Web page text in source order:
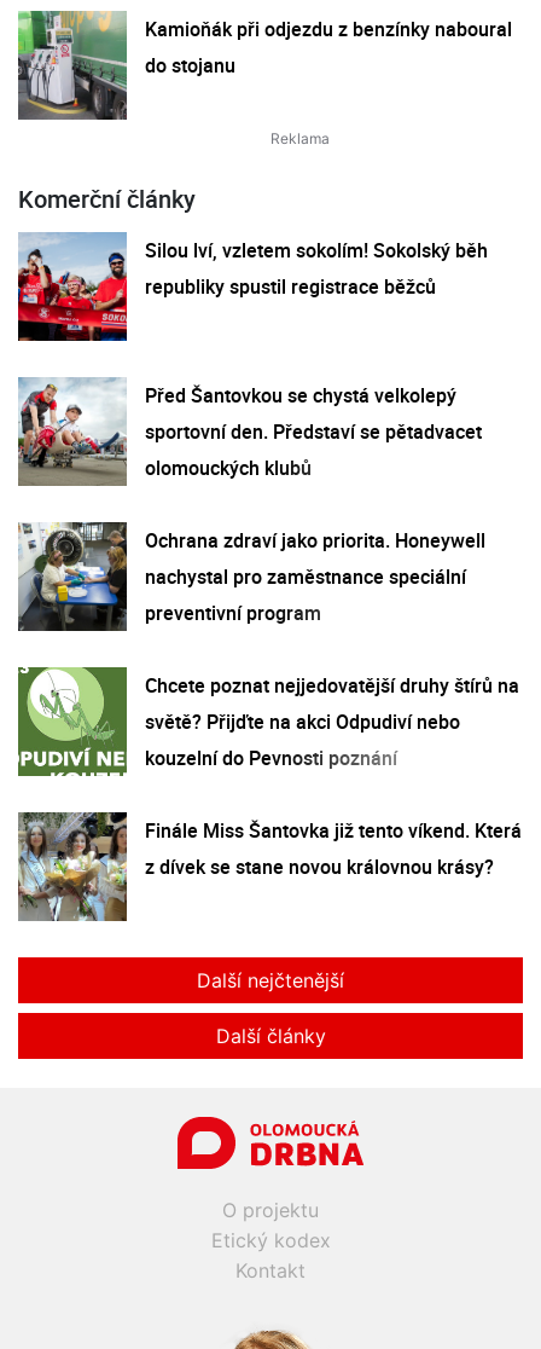
Kamioňák při odjezdu z benzínky naboural
do stojanu
Komerční články
Silou lví, vzletem sokolím! Sokolský běh
republiky spustil registrace běžců
Před Šantovkou se chystá velkolepý
sportovní den. Představí se pětadvacet
olomouckých klubů
Ochrana zdraví jako priorita. Honeywell
nachystal pro zaměstnance speciální
preventivní program
Chcete poznat nejjedovatější druhy štírů na
světě? Přijďte na akci Odpudiví nebo
kouzelní do Pevnosti poznání
Finále Miss Šantovka již tento víkend. Která
z dívek se stane novou královnou krásy?
Další nejčtenější
Další články
O projektu
Etický kodex
Kontakt